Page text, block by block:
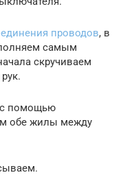
проводов, в
самым
скручиваем
с помощью
обе жилы между